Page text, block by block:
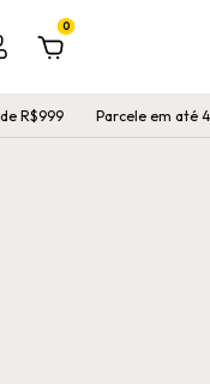
0
Parcele em até 4x sem